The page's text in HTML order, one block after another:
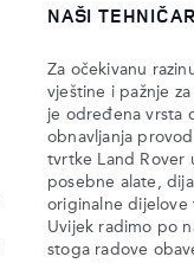
NAŠI
Za očekivanu
vještine i pažnje
je određena vrsta
obnavljanja
tvrtke Land Rover
posebne alate,
originalne dijelove
Uvijek radimo po
stoga radove